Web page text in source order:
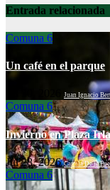
Entrada relacionada
Comuna 6
Un café en el parque
Juan Ignacio
Comuna 6
Invierno en Plaza
Jul 28, 2026Camila De la
Comuna 6